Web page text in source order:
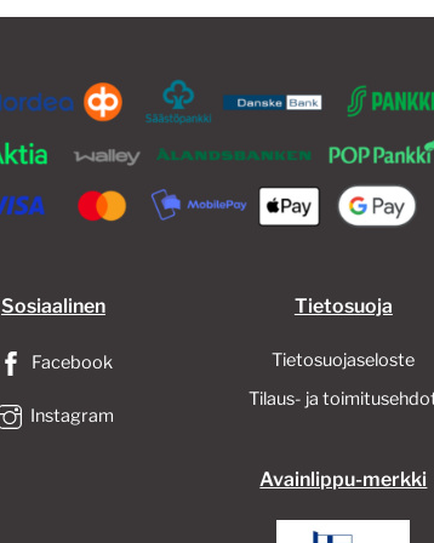
tehdä
tuotteen
sivulla.
Sosiaalinen
Facebook
Instagram
Tietosuoja
Tietosuojaseloste
Tilaus- ja
Avainlippu-merkki